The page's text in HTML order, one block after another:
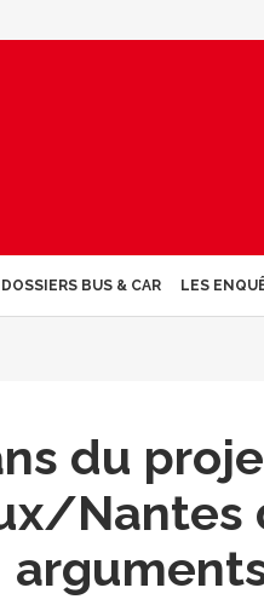
BUS & CAR LES
du
Nantes